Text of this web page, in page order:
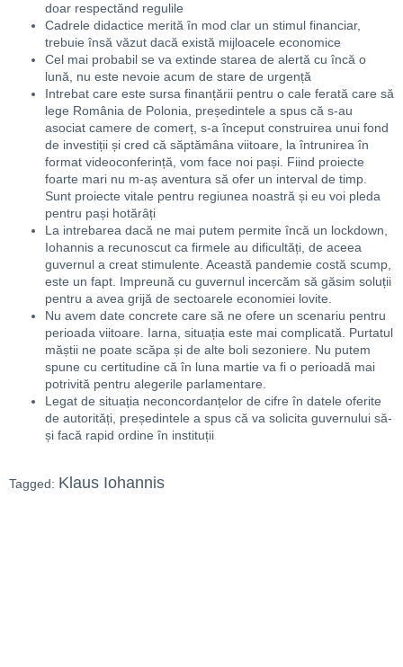
doar respectănd regulile
Cadrele didactice merită în mod clar un stimul financiar,
trebuie însă văzut dacă există mijloacele economice
Cel mai probabil se va extinde starea de alertă cu încă o
lună, nu este nevoie acum de stare de urgență
Intrebat care este sursa finanțării pentru o cale ferată care să
lege România de Polonia, președintele a spus că s-au
asociat camere de comerț, s-a început construirea unui fond
de investiții și cred că săptămâna viitoare, la întrunirea în
format videoconferință, vom face noi pași. Fiind proiecte
foarte mari nu m-aș aventura să ofer un interval de timp.
Sunt proiecte vitale pentru regiunea noastră și eu voi pleda
pentru pași hotărâți
La intrebarea dacă ne mai putem permite încă un lockdown,
Iohannis a recunoscut ca firmele au dificultăți, de aceea
guvernul a creat stimulente. Această pandemie costă scump,
este un fapt. Impreună cu guvernul incercăm să găsim soluții
pentru a avea grijă de sectoarele economiei lovite.
Nu avem date concrete care să ne ofere un scenariu pentru
perioada viitoare. Iarna, situația este mai complicată. Purtatul
măștii ne poate scăpa și de alte boli sezoniere. Nu putem
spune cu certitudine că în luna martie va fi o perioadă mai
potrivită pentru alegerile parlamentare.
Legat de situația neconcordanțelor de cifre în datele oferite
de autorități, președintele a spus că va solicita guvernului să-
și facă rapid ordine în instituții
Tagged: Klaus Iohannis